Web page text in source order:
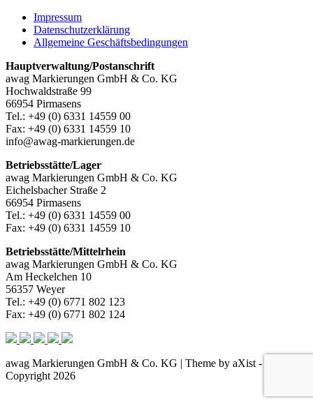
Impressum
Datenschutzerklärung
Allgemeine Geschäftsbedingungen
Hauptverwaltung/Postanschrift
awag Markierungen GmbH & Co. KG
Hochwaldstraße 99
66954 Pirmasens
Tel.: +49 (0) 6331 14559 00
Fax: +49 (0) 6331 14559 10
info@awag-markierungen.de
Betriebsstätte/Lager
awag Markierungen GmbH & Co. KG
Eichelsbacher Straße 2
66954 Pirmasens
Tel.: +49 (0) 6331 14559 00
Fax: +49 (0) 6331 14559 10
Betriebsstätte/Mittelrhein
awag Markierungen GmbH & Co. KG
Am Heckelchen 10
56357 Weyer
Tel.: +49 (0) 6771 802 123
Fax: +49 (0) 6771 802 124
awag Markierungen GmbH & Co. KG | Theme by aXist -
Copyright 2026